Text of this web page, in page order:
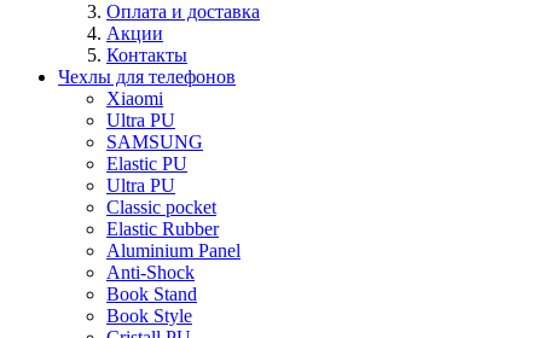
Оплата и доставка
Акции
Контакты
Чехлы для телефонов
Xiaomi
Ultra PU
SAMSUNG
Elastic PU
Ultra PU
Classic pocket
Elastic Rubber
Aluminium Panel
Anti-Shock
Book Stand
Book Style